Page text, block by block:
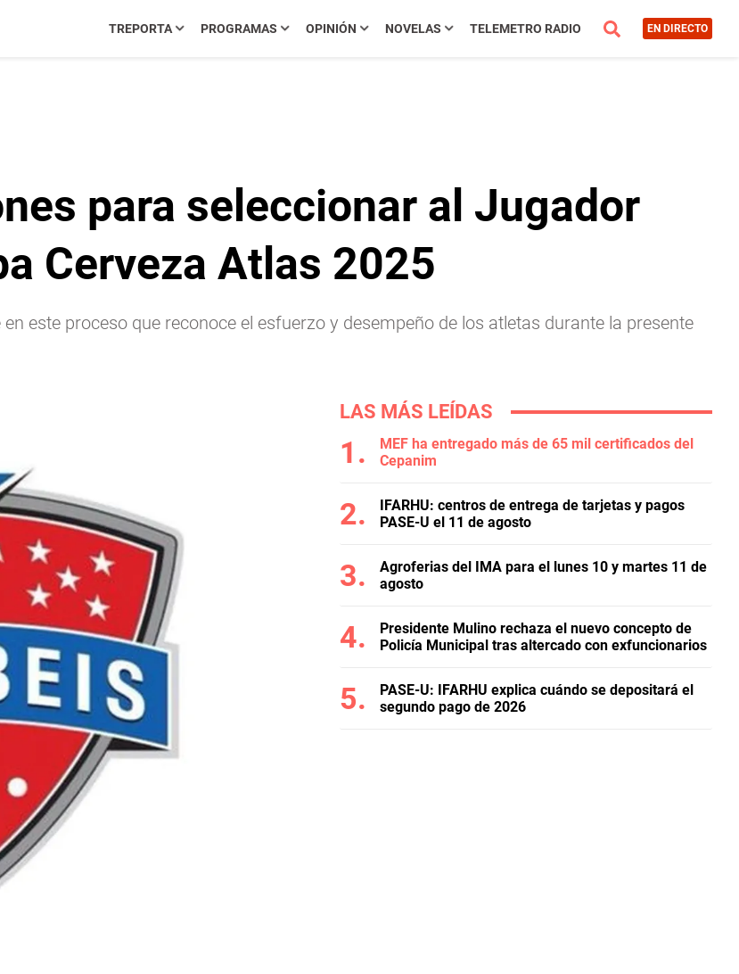
TREPORTA PROGRAMAS OPINIÓN NOVELAS TELEMETRO RADIO EN DIRECTO
para seleccionar al Jugador
Cerveza Atlas 2025
este proceso que reconoce el esfuerzo y desempeño de los atletas durante la presente
LAS MÁS LEÍDAS
MEF ha entregado más de 65 mil certificados del
Cepanim
IFARHU: centros de entrega de tarjetas y pagos
PASE-U el 11 de agosto
Agroferias del IMA para el lunes 10 y martes 11 de
agosto
Presidente Mulino rechaza el nuevo concepto de
Policía Municipal tras altercado con exfuncionarios
PASE-U: IFARHU explica cuándo se depositará el
segundo pago de 2026